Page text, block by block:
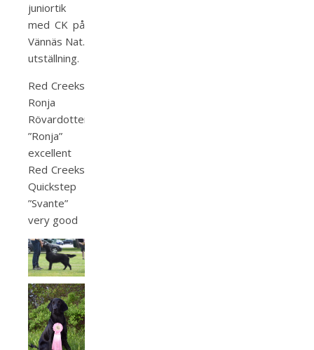
juniortik
med CK på
Vännäs Nat.
utställning.
Red Creeks
Ronja
Rövardotter
”Ronja”
excellent
Red Creeks
Quickstep
”Svante”
very good